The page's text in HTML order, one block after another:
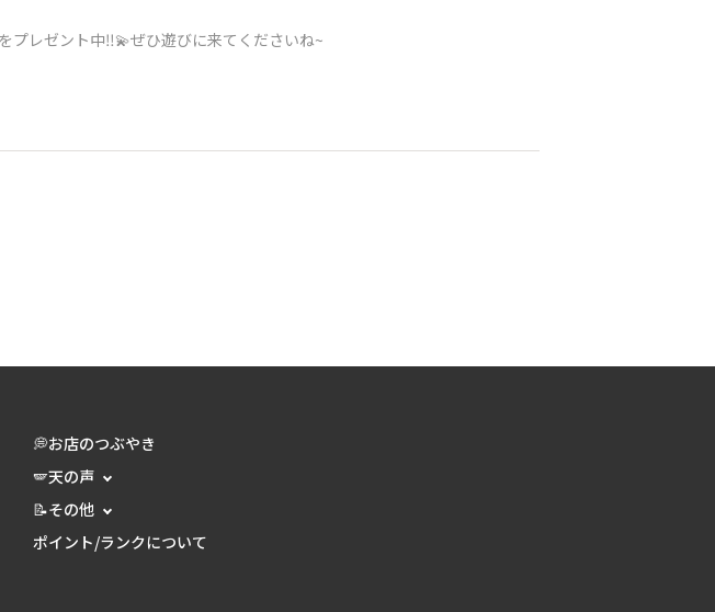
プレゼント中‼️💫ぜひ遊びに来てくださいね~
💭お店のつぶやき
🪽天の声
📝その他
ポイント/ランクについて